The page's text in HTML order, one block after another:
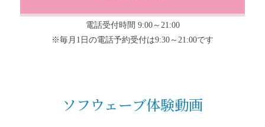
電話受付時間 9:00～21:00
※毎月1日の電話予約受付は9:30～21:00です
ソフウェーブ体験動画